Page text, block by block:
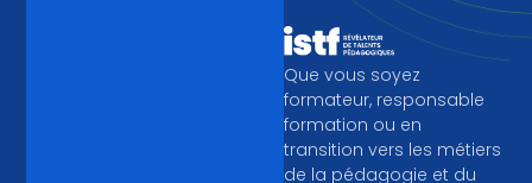
Que vous soyez
formateur, responsable
formation ou en
transition vers les métiers
de la pédagogie et du